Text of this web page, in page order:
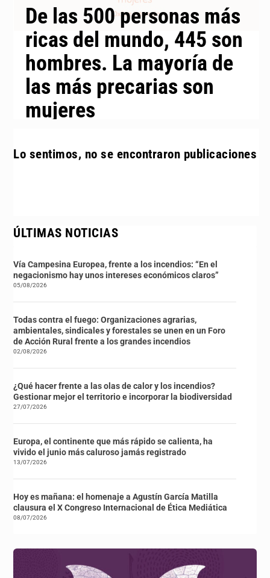
De las 500 personas más
ricas del mundo, 445 son
hombres. La mayoría de
las más precarias son
mujeres
Lo sentimos, no se encontraron publicaciones
ÚLTIMAS NOTICIAS
Vía Campesina Europea, frente a los incendios: “En el
negacionismo hay unos intereses económicos claros”
05/08/2026
Todas contra el fuego: Organizaciones agrarias,
ambientales, sindicales y forestales se unen en un Foro
de Acción Rural frente a los grandes incendios
02/08/2026
¿Qué hacer frente a las olas de calor y los incendios?
Gestionar mejor el territorio e incorporar la biodiversidad
27/07/2026
Europa, el continente que más rápido se calienta, ha
vivido el junio más caluroso jamás registrado
13/07/2026
Hoy es mañana: el homenaje a Agustín García Matilla
clausura el X Congreso Internacional de Ética Mediática
08/07/2026